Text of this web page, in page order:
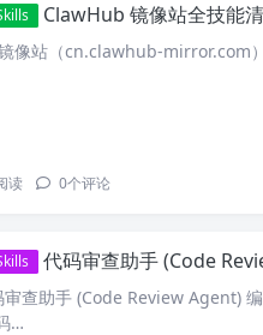
ClawHub 镜像站全技能清单｜AI
像站（cn.clawhub-mirror.com
读 0个评论
代码审查助手 (Code
审查助手 (Code Review Agent)
…